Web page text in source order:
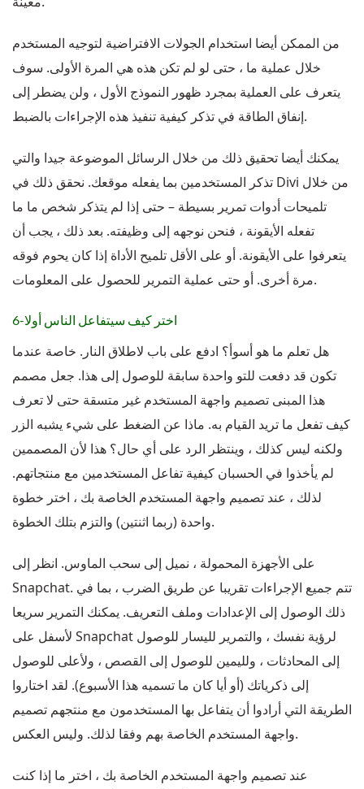
من الممكن أيضا استخدام الجولات الافتراضية لتوجيه المستخدم
خلال عملية ما ، حتى لو لم تكن هذه هي المرة الأولى. سوف
يتعرف على العملية بمجرد ظهور النموذج الأول ، ولن يضطر إلى
إنفاق الطاقة في تذكر كيفية تنفيذ هذه الإجراءات بالضبط.
يمكنك أيضا تحقيق ذلك من خلال الرسائل الموضوعة جيدا والتي
تذكر المستخدمين بما يفعله موقعك. نحقق ذلك في Divi من خلال
تلميحات أدوات تمرير بسيطة – حتى إذا لم يتذكر شخص ما ما
تفعله الأيقونة ، فنحن نوجهه إلى وظيفته. بعد ذلك ، يجب أن
يتعرفوا على الأيقونة. أو على الأقل تلميح الأداة إذا كان يحوم فوقه
مرة أخرى. أو حتى عملية التمرير للحصول على المعلومات.
6-اختر كيف سيتفاعل الناس أولا
هل تعلم ما هو أسوأ؟ ادفع على باب لاطلاق النار. خاصة عندما
تكون قد دفعت للتو واحدة سابقة للوصول إلى هذا. جعل مصمم
هذا المبنى تصميم واجهة المستخدم غير متسقة حتى لا تعرف
كيف تفعل ما تريد القيام به. ماذا عن الضغط على شيء يشبه الزر
ولكنه ليس كذلك ، وينتظر الرد على أي حال؟ هذا لأن المصممين
لم يأخذوا في الحسبان كيفية تفاعل المستخدمين مع منتجاتهم.
لذلك ، عند تصميم واجهة المستخدم الخاصة بك ، اختر خطوة
واحدة (ربما اثنتين) والتزم بتلك الخطوة.
على الأجهزة المحمولة ، نميل إلى سحب الماوس. انظر إلى
Snapchat. تتم جميع الإجراءات تقريبا عن طريق الضرب ، بما في
ذلك الوصول إلى الإعدادات وملف التعريف. يمكنك التمرير سريعا
لأسفل على Snapchat لرؤية نفسك ، والتمرير لليسار للوصول
إلى المحادثات ، ولليمين للوصول إلى القصص ، ولأعلى للوصول
إلى ذكرياتك (أو أيا كان ما تسميه هذا الأسبوع). لقد اختاروا
الطريقة التي أرادوا أن يتفاعل بها المستخدمون مع منتجهم تصميم
واجهة المستخدم الخاصة بهم وفقا لذلك. وليس العكس.
عند تصميم واجهة المستخدم الخاصة بك ، اختر ما إذا كنت